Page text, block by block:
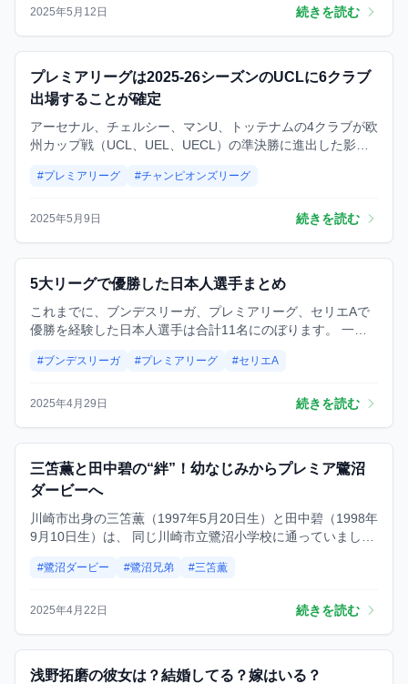
2025年5月12日 続きを読む
予想
プレミアリーグは2025-26シーズンのUCLに6クラブ
出場することが確定
アーセナル、チェルシー、マンU、トッテナムの4クラブが欧
州カップ戦（UCL、UEL、UECL）の準決勝に進出した影響
り、来季のUCL出場枠が5枠に拡大されます。しかし、現在
位・16位と下位に沈んでいるトッテナムとマン・ユナイテッ
#プレミアリーグ #チャンピオンズリーグ
2025年5月9日 続きを読む
試合
5大リーグで優勝した日本人選手まとめ
これまでに、ブンデスリーガ、プレミアリーグ、セリエAで
優勝を経験した日本人選手は合計11名にのぼります。 一方
選手、乾貴士選手といった実力ある日本人選手が活躍してき
まだ一人もいません。 ご希望であれば、もっと砕けた言い回
#ブンデスリーガ #プレミアリーグ #セリエA
2025年4月29日 続きを読む
ニュース
三笘薫と田中碧の“絆”！幼なじみからプレミア鷺沼
ダービーへ
川崎市出身の三笘薫（1997年5月20日生）と田中碧（1998年
9月10日生）は、 同じ川崎市立鷺沼小学校に通っていました
点はないはずでした。 それでも、地元のサッカークラブ「さ
と顔見知りになりました。 顔立ちが似ていたことや仲の良さ
#鷺沼ダービー #鷺沼兄弟 #三笘薫
2025年4月22日 続きを読む
試合
浅野拓磨の彼女は？結婚してる？嫁はいる？